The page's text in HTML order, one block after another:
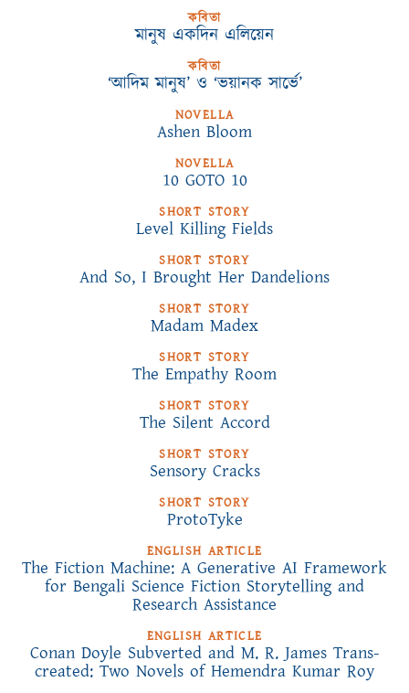
কবিতা
মানুষ একদিন এলিয়েন
কবিতা
‘আদিম মানুষ’ ও ‘ভয়ানক সার্ভে’
NOVELLA
Ashen Bloom
NOVELLA
10 GOTO 10
SHORT STORY
Level Killing Fields
SHORT STORY
And So, I Brought Her Dandelions
SHORT STORY
Madam Madex
SHORT STORY
The Empathy Room
SHORT STORY
The Silent Accord
SHORT STORY
Sensory Cracks
SHORT STORY
ProtoTyke
ENGLISH ARTICLE
The Fiction Machine: A Generative AI Framework
for Bengali Science Fiction Storytelling and
Research Assistance
ENGLISH ARTICLE
Conan Doyle Subverted and M. R. James Trans-
created: Two Novels of Hemendra Kumar Roy